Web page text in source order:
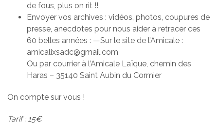
de fous, plus on rit !!
Envoyer vos archives : vidéos, photos, coupures de
presse, anecdotes pour nous aider à retracer ces
60 belles années : —Sur le site de l’Amicale :
amicalixsadc@gmail.com
Ou par courrier à l’Amicale Laïque, chemin des
Haras – 35140 Saint Aubin du Cormier
On compte sur vous !
Tarif : 15€